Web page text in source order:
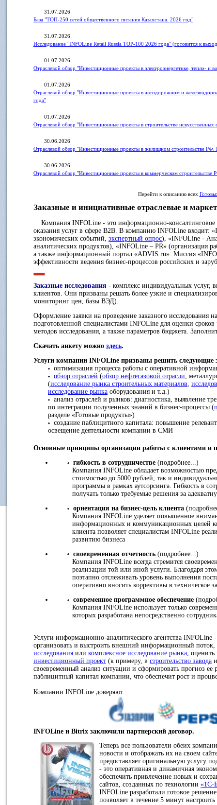
31.07.2026
База "ТОП-250 сетей общественного питания Казахстана. 2026 год"
31.07.2026
Исследование "INFOLine Retail Russia ТOP-100 2026 года" (готовится к
01.07.2026
Отраслевой обзор "Инвестиционные проекты в электроэнергетике, тепло-
01.07.2026
Отраслевой обзор "Инвестиционные проекты в автодорожном и
года"
01.07.2026
Отраслевой обзор "Инвестиционные проекты в строительстве
30.06.2026
Отраслевой обзор "Инвестиционные проекты в жилищном строительстве
30.06.2026
Отраслевой обзор "Инвестиционные проекты в коммерческом
Перейти к описанию всех
Заказные и инициативные отраслевые и
Компания INFOLine - это информационно-консалтинговое
оказания услуг в сфере B2B. В компанию INFOLine входит:
экономических событий, экспертный опрос), «INFOLine -
аналитических продуктов), «INFOLine – PR» (организация
а также информационный портал «ADVIS.ru». Миссия
эффективности ведения бизнес-процессов российских и
Заказные исследования - комплекс индивидуальных услуг,
клиентов. Они призваны решать более узкие и
мониторинг цен, базы ВЭД).
Оформление заявки на проведение заказного исследования
подготовленной специалистами INFOLine для оценки
методов исследования, а также параметров бюджета.
Скачать анкету можно здесь.
Услуги компании INFOLine призваны решить следующие
оптимизация процесса работы с оперативной
обзор отраслей (обзор нефтегазовой отрасли ,
(исследование рынка строительных материалов
исследование рынка оборудования и т.д.)
анализ отраслей и рынков: диагностика, выявление
по интеграции полученных знаний в бизнес-процессы (
разделе «Готовые продукты»)
создание паблицитного капитала: повышение
освещение деятельности компании в СМИ
Основные принципы организации работы с клиентами и
гибкость в сотрудничестве (подробнее...)
Компания INFOLine обладает возможностью
стоимостью до 5000 рублей, так и
программы в рамках аутсорсинга. Гибкость в
получать только требуемые решения за
ориентация на бизнес-цель клиента
Компания INFOLine уделяет повышенное
информационных и коммуникационных целей
клиента позволяет специалистам INFOLine
развитию бизнеса
своевременная отчетность (подробнее...)
Компания INFOLine всегда стремится
реализации той или иной услуги. Благодаря
поэтапно отслеживать уровень выполнения
оперативно вносить коррективы в техническое
современное программное обеспечение
Компания INFOLine использует только
которых разработана непосредственно
Услуги информационно-аналитического агентства INFOLine
организовать и выстроить внешний информационный
исследования или комплексное исследование рынка ,
инвестиционный проект (к примеру, в строительство завода
своевременный анализ ситуации и сформировать прогноз ее
паблицитный капитал компании, что обеспечит рост и
Компании INFOLine доверяют:
INFOLine и Bitrix заключили партнерский договор.
Теперь все пользователи обеих
новости и отображать их на своем
предоставляет оригинальную услугу
- это оперативная и динамичная
обеспечить привлечение новых и
сайтов, созданных по технологии «1C-
INFOLine разработали готовое
позволяет в течение 5 минут